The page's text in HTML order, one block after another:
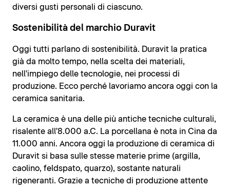
diversi gusti personali di ciascuno.
Sostenibilità del marchio Duravit
Oggi tutti parlano di sostenibilità. Duravit la pratica
già da molto tempo, nella scelta dei materiali,
nell'impiego delle tecnologie, nei processi di
produzione. Ecco perché lavoriamo ancora oggi con la
ceramica sanitaria.
La ceramica è una delle più antiche tecniche culturali,
risalente all'8.000 a.C. La porcellana è nota in Cina da
11.000 anni. Ancora oggi la produzione di ceramica di
Duravit si basa sulle stesse materie prime (argilla,
caolino, feldspato, quarzo), sostante naturali
rigeneranti. Grazie a tecniche di produzione attente